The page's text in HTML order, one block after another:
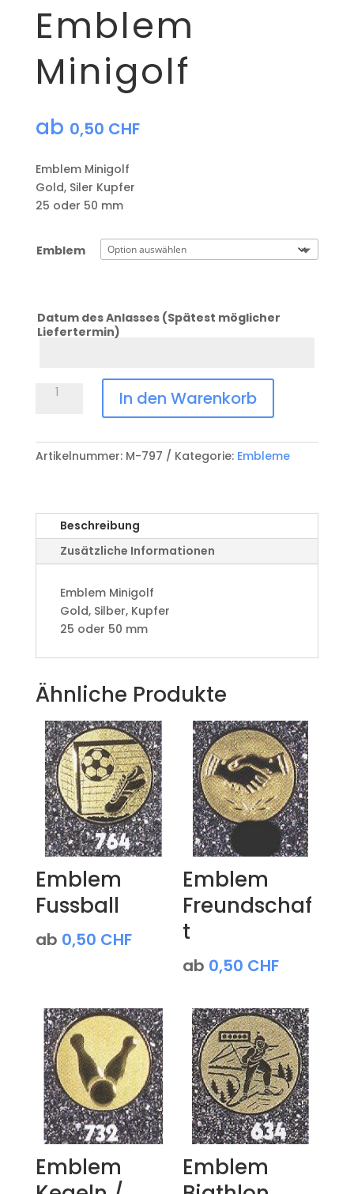
Emblem
Minigolf
ab 0,50 CHF
Emblem Minigolf
Gold, Siler Kupfer
25 oder 50 mm
Emblem
Datum des Anlasses (Spätest möglicher
Liefertermin)
Emblem
In den Warenkorb
Artikelnummer: M-797 Kategorie: Embleme
Beschreibung
Zusätzliche Informationen
Emblem Minigolf
Gold, Silber, Kupfer
25 oder 50 mm
Ähnliche Produkte
Emblem
Fussball
ab 0,50 CHF
Emblem
Freundschaf
t
ab 0,50 CHF
Emblem
Emblem